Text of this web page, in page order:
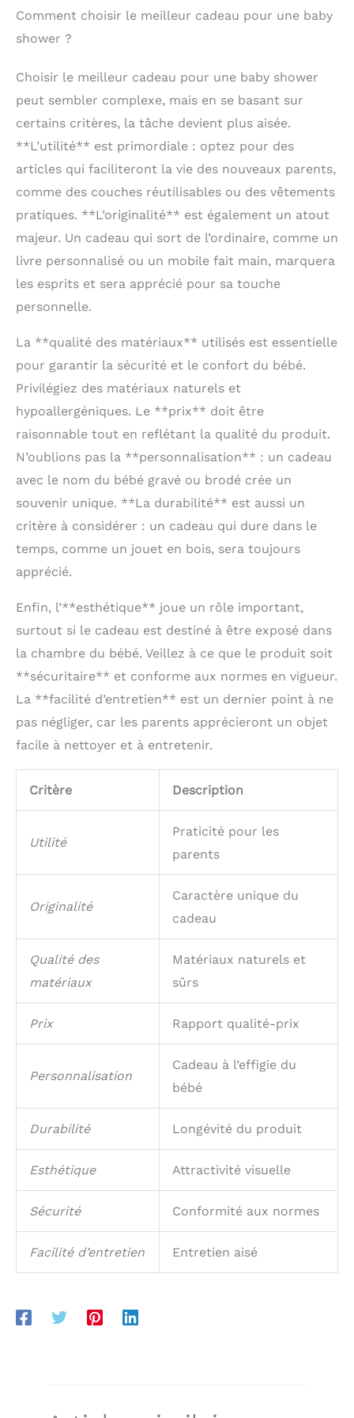
utilisation. LE CADEAU
IDÉAL POUR JEUNES
ce kit est le cadeau
shower, une naissance ou
un premier anniversaire.
élégant en fait une
attention pleine de sens
et d’émotion, qui plaira
autant aux parents
UN SOUVENIR
INTEMPOREL POUR BÉBÉ
ET VOS ANIMAUX –
Encadrez les empreintes
ou conservez-les dans un
album souvenir. Ce kit
compagnons à quatre
pattes (chiens ou chats),
souvenir adorable et
durable de toute la
famille.
bienvenue pour nouveau-
et utilité pratique comme
garçon
bois naturel, les parents peuvent créer avec leur
【Cadeau parfait】Le cadeau bébé peut être utilisé
un design mignon et unique, permettant à votre
cadeau de se démarquer parmi d'autres cadeaux.
【Combinaison riche】Le panier de rangement bébé
est accompagné de feuilles décoratives, de 4
cintres en bois et de 4 étiquettes en forme d'ange,
ajoutant une riche touche de couleur à votre
Comment choisir le meilleur cadeau pour une baby
shower ?
Choisir le meilleur cadeau pour une baby shower
peut sembler complexe, mais en se basant sur
certains critères, la tâche devient plus aisée.
**L’utilité** est primordiale : optez pour des
articles qui faciliteront la vie des nouveaux parents,
comme des couches réutilisables ou des vêtements
pratiques. **L’originalité** est également un atout
majeur. Un cadeau qui sort de l’ordinaire, comme un
livre personnalisé ou un mobile fait main, marquera
les esprits et sera apprécié pour sa touche
personnelle.
La **qualité des matériaux** utilisés est essentielle
pour garantir la sécurité et le confort du bébé.
Privilégiez des matériaux naturels et
hypoallergéniques. Le **prix** doit être
raisonnable tout en reflétant la qualité du produit.
N’oublions pas la **personnalisation** : un cadeau
avec le nom du bébé gravé ou brodé crée un
souvenir unique. **La durabilité** est aussi un
critère à considérer : un cadeau qui dure dans le
temps, comme un jouet en bois, sera toujours
apprécié.
Enfin, l’**esthétique** joue un rôle important,
surtout si le cadeau est destiné à être exposé dans
la chambre du bébé. Veillez à ce que le produit soit
**sécuritaire** et conforme aux normes en vigueur.
La **facilité d’entretien** est un dernier point à ne
pas négliger, car les parents apprécieront un objet
facile à nettoyer et à entretenir.
Critère Description
Utilité
Praticité pour les
parents
Originalité
Caractère unique du
cadeau
Qualité des
matériaux
Matériaux naturels et
sûrs
Prix Rapport qualité-prix
Personnalisation
Cadeau à l’effigie du
bébé
Durabilité Longévité du produit
Esthétique Attractivité visuelle
Sécurité Conformité aux normes
Facilité d’entretien Entretien aisé